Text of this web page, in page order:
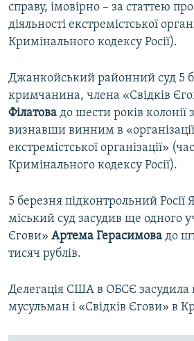
справу, імовірно – за статтею
діяльності екстремістської
Кримінального кодексу Росії).
Джанкойський районний суд 5
кримчанина, члена «Свідків
Філатова до шести років
визнавши винним в «організації
екстремістської організації»
Кримінального кодексу Росії).
5 березня підконтрольний Росії
міський суд засудив ще одного
Єгови» Артема Герасимова до
тисяч рублів.
Делегація США в ОБСЄ засудила
мусульман і «Свідків Єгови» в